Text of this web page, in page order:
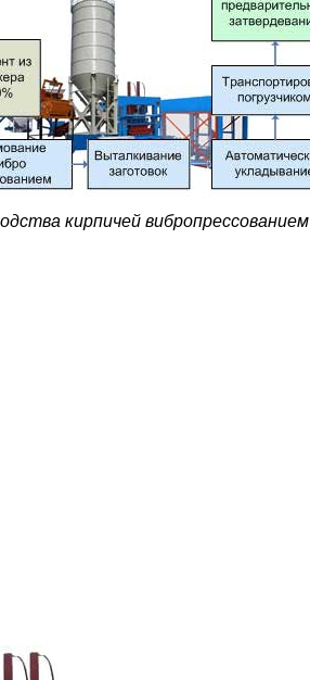
кирпичей вибропрессованием